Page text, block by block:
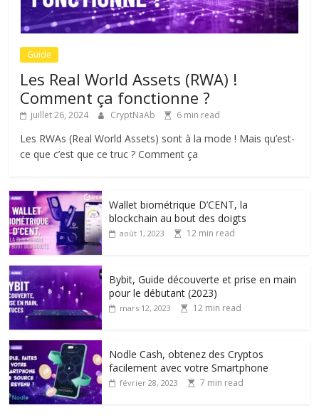
Guide
Les Real World Assets (RWA) !
Comment ça fonctionne ?
juillet 26, 2024 CryptNaAb 6 min read
Les RWAs (Real World Assets) sont à la mode ! Mais qu’est-
ce que c’est que ce truc ? Comment ça
Wallet biométrique D’CENT, la
blockchain au bout des doigts
août 1, 2023 12 min read
Bybit, Guide découverte et prise en main
pour le débutant (2023)
mars 12, 2023 12 min read
Nodle Cash, obtenez des Cryptos
facilement avec votre Smartphone
février 28, 2023 7 min read